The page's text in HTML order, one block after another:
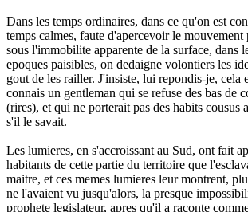
Dans les temps ordinaires, dans ce qu'on est
temps calmes, faute d'apercevoir le
sous l'immobilite apparente de la surface, dans
epoques paisibles, on dedaigne volontiers les
gout de les railler. J'insiste, lui repondis-je, cela
connais un gentleman qui se refuse des bas de
(rires), et qui ne porterait pas des habits cousus
s'il le savait.
Les lumieres, en s'accroissant au Sud, ont fait
habitants de cette partie du territoire que
maitre, et ces memes lumieres leur montrent,
ne l'avaient vu jusqu'alors, la presque
prophete legislateur, apres qu'il a raconte